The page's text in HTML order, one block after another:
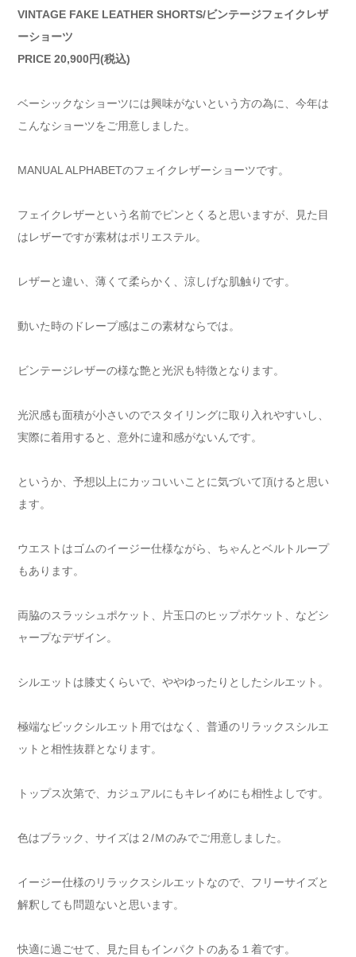
VINTAGE FAKE LEATHER SHORTS/ビンテージフェイクレザ
ーショーツ
PRICE 20,900円(税込)
ベーシックなショーツには興味がないという方の為に、今年は
こんなショーツをご用意しました。
MANUAL ALPHABETのフェイクレザーショーツです。
フェイクレザーという名前でピンとくると思いますが、見た目
はレザーですが素材はポリエステル。
レザーと違い、薄くて柔らかく、涼しげな肌触りです。
動いた時のドレープ感はこの素材ならでは。
ビンテージレザーの様な艶と光沢も特徴となります。
光沢感も面積が小さいのでスタイリングに取り入れやすいし、
実際に着用すると、意外に違和感がないんです。
というか、予想以上にカッコいいことに気づいて頂けると思い
ます。
ウエストはゴムのイージー仕様ながら、ちゃんとベルトループ
もあります。
両脇のスラッシュポケット、片玉口のヒップポケット、などシ
ャープなデザイン。
シルエットは膝丈くらいで、ややゆったりとしたシルエット。
極端なビックシルエット用ではなく、普通のリラックスシルエ
ットと相性抜群となります。
トップス次第で、カジュアルにもキレイめにも相性よしです。
色はブラック、サイズは２/Ｍのみでご用意しました。
イージー仕様のリラックスシルエットなので、フリーサイズと
解釈しても問題ないと思います。
快適に過ごせて、見た目もインパクトのある１着です。